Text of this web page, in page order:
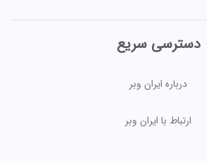
دسترسی سریع
درباره ایران وبر
ارتباط با ایران وبر